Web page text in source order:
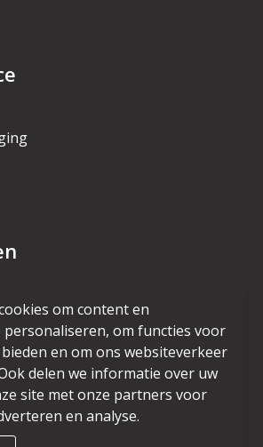
mijnpromo.nl 2025
om content en
om functies voor
en om ons websiteverkeer
delen we informatie over uw
site met onze partners voor
en analyse.